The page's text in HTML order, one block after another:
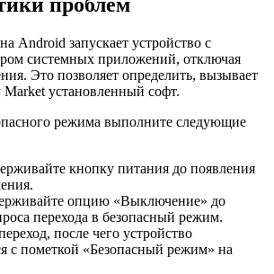
Android запускает устройство с
системных приложений, отключая
Это позволяет определить, вызывает
установленный софт.
режима выполните следующие
кнопку питания до появления
опцию «Выключение» до
перехода в безопасный режим.
после чего устройство
с пометкой «Безопасный режим» на